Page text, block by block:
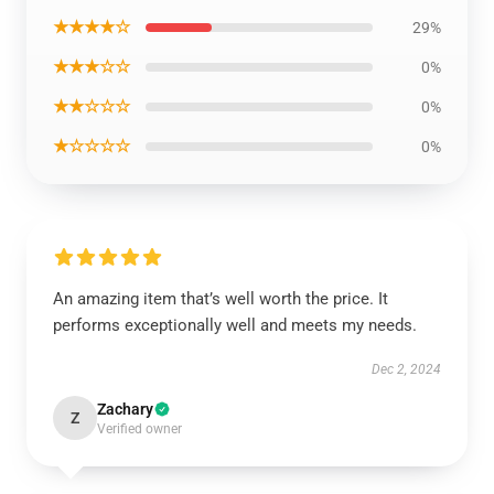
★★★★☆ 29%
★★★☆☆ 0%
★★☆☆☆ 0%
★☆☆☆☆ 0%
An amazing item that’s well worth the price. It
performs exceptionally well and meets my needs.
Dec 2, 2024
Z Zachary
Verified owner